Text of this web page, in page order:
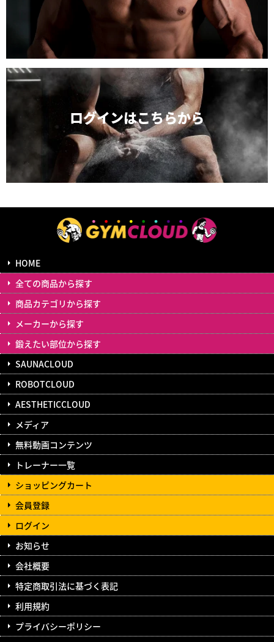
ログインはこちらから
HOME
全ての商品から探す
商品カテゴリから探す
メーカーから探す
鍛えたい部位から探す
SAUNACLOUD
ROBOTCLOUD
AESTHETICCLOUD
メディア
無料動画コンテンツ
トレーナー一覧
ショッピングカート
会員登録
ログイン
お知らせ
会社概要
特定商取引法に基づく表記
利用規約
プライバシーポリシー